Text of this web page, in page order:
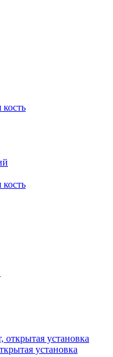
кость
кость
открытая установка
установка